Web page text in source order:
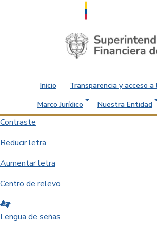
Saltar al contenido principal
Inicio Transparencia y acceso
Marco Jurídico
Nuestra Entidad
Contraste
Reducir letra
Aumentar letra
Centro de relevo
Lengua de señas